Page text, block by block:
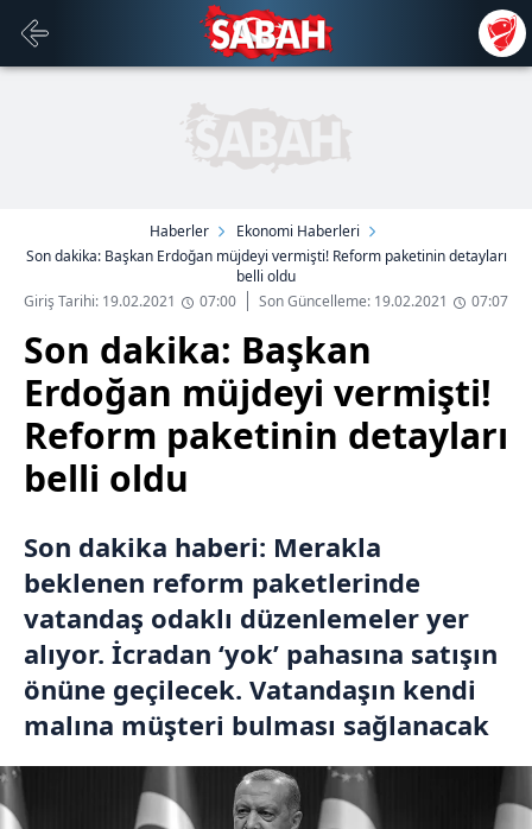
Haberler
Ekonomi Haberleri
Son dakika: Başkan Erdoğan müjdeyi vermişti! Reform paketinin detayları
belli oldu
Giriş Tarihi: 19.02.2021
07:00 Son Güncelleme: 19.02.2021 07:07
Son dakika: Başkan
Erdoğan müjdeyi vermişti!
Reform paketinin detayları
belli oldu
Son dakika haberi: Merakla
beklenen reform paketlerinde
vatandaş odaklı düzenlemeler yer
alıyor. İcradan ‘yok’ pahasına satışın
önüne geçilecek. Vatandaşın kendi
malına müşteri bulması sağlanacak